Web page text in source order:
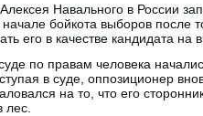
Навального в России
бойкота выборов после
его в качестве кандидата
по правам человека
в суде, оппозиционер
на то, что его
лес.